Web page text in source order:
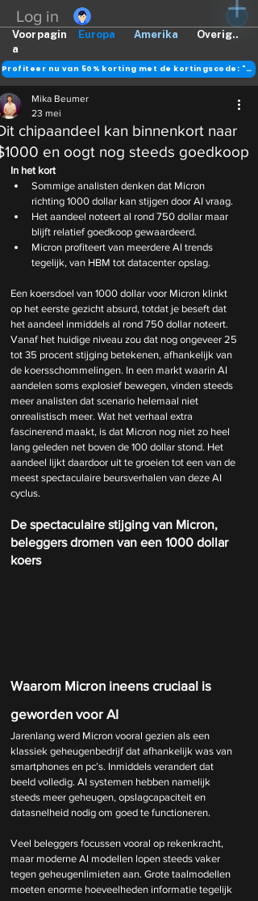
Log in
Europa Amerika Overig..
Voorpagin
a
Profiteer nu van 50% korting met de kortingscode: "DANK"
chipaandeel kan binnenkort naar
en oogt nog steeds goedkoop
Mika Beumer
23 mei
In het kort
Sommige analisten denken dat Micron
richting 1000 dollar kan stijgen door AI vraag.
Het aandeel noteert al rond 750 dollar maar
blijft relatief goedkoop gewaardeerd.
Micron profiteert van meerdere AI trends
tegelijk, van HBM tot datacenter opslag.
Een koersdoel van 1000 dollar voor Micron klinkt
op het eerste gezicht absurd, totdat je beseft dat
het aandeel inmiddels al rond 750 dollar noteert.
Vanaf het huidige niveau zou dat nog ongeveer 25
tot 35 procent stijging betekenen, afhankelijk van
de koersschommelingen. In een markt waarin AI
aandelen soms explosief bewegen, vinden steeds
meer analisten dat scenario helemaal niet
onrealistisch meer. Wat het verhaal extra
fascinerend maakt, is dat Micron nog niet zo heel
lang geleden net boven de 100 dollar stond. Het
aandeel lijkt daardoor uit te groeien tot een van de
meest spectaculaire beursverhalen van deze AI
cyclus.
De spectaculaire stijging van Micron,
beleggers dromen van een 1000 dollar
koers
Waarom Micron ineens cruciaal is
geworden voor AI
Jarenlang werd Micron vooral gezien als een
klassiek geheugenbedrijf dat afhankelijk was van
smartphones en pc’s. Inmiddels verandert dat
beeld volledig. AI systemen hebben namelijk
steeds meer geheugen, opslagcapaciteit en
datasnelheid nodig om goed te functioneren.
Veel beleggers focussen vooral op rekenkracht,
maar moderne AI modellen lopen steeds vaker
tegen geheugenlimieten aan. Grote taalmodellen
moeten enorme hoeveelheden informatie tegelijk